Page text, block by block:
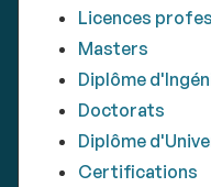
Licences
Masters
Diplôme
Doctorats
Diplôme
Certifications